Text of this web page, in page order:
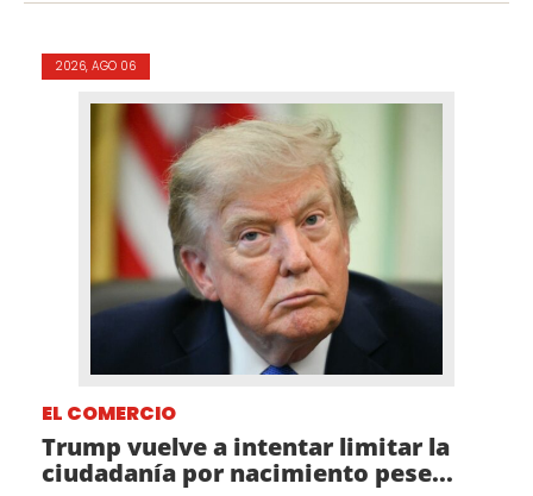
2026, AGO 06
EL COMERCIO
Trump vuelve a intentar limitar la
ciudadanía por nacimiento pese...